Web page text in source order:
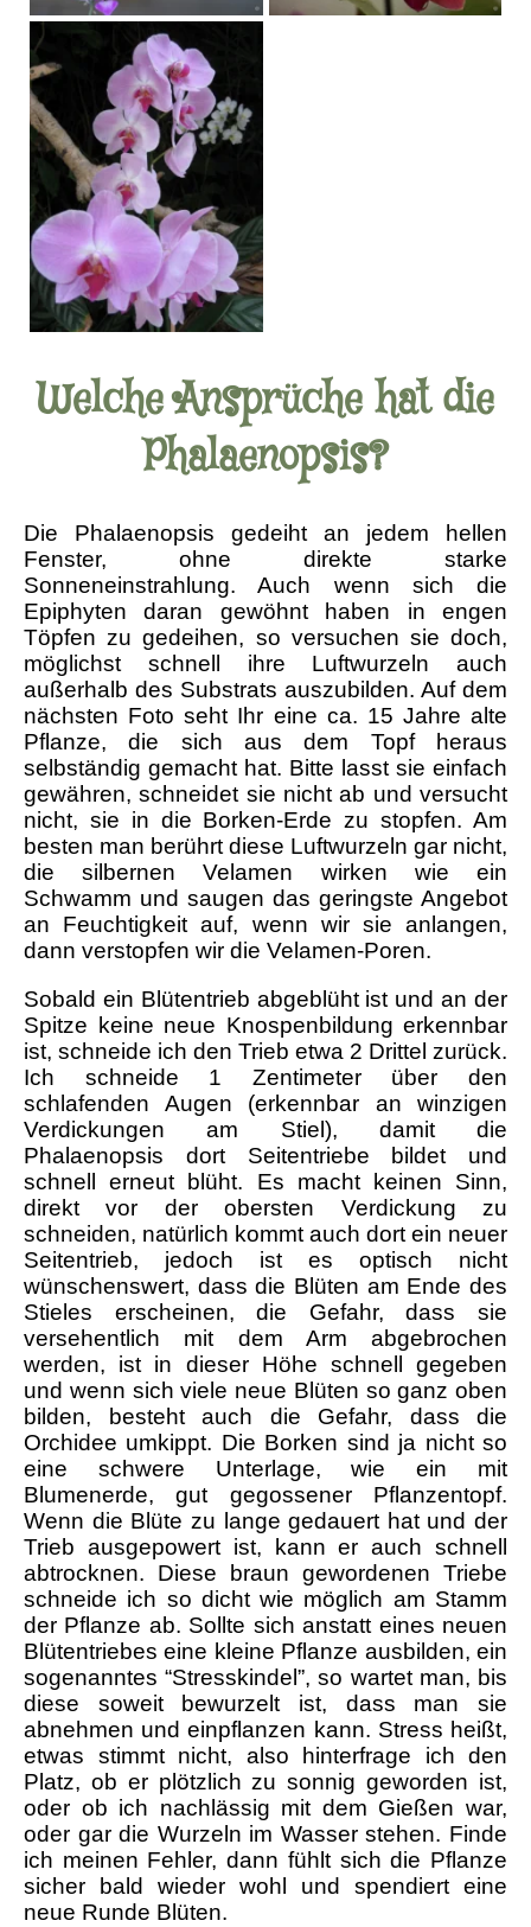
Welche Ansprüche hat die
Phalaenopsis?
Die Phalaenopsis gedeiht an jedem hellen
Fenster, ohne direkte starke
Sonneneinstrahlung. Auch wenn sich die
Epiphyten daran gewöhnt haben in engen
Töpfen zu gedeihen, so versuchen sie doch,
möglichst schnell ihre Luftwurzeln auch
außerhalb des Substrats auszubilden. Auf dem
nächsten Foto seht Ihr eine ca. 15 Jahre alte
Pflanze, die sich aus dem Topf heraus
selbständig gemacht hat. Bitte lasst sie einfach
gewähren, schneidet sie nicht ab und versucht
nicht, sie in die Borken-Erde zu stopfen. Am
besten man berührt diese Luftwurzeln gar nicht,
die silbernen Velamen wirken wie ein
Schwamm und saugen das geringste Angebot
an Feuchtigkeit auf, wenn wir sie anlangen,
dann verstopfen wir die Velamen-Poren.
Sobald ein Blütentrieb abgeblüht ist und an der
Spitze keine neue Knospenbildung erkennbar
ist, schneide ich den Trieb etwa 2 Drittel zurück.
Ich schneide 1 Zentimeter über den
schlafenden Augen (erkennbar an winzigen
Verdickungen am Stiel), damit die
Phalaenopsis dort Seitentriebe bildet und
schnell erneut blüht. Es macht keinen Sinn,
direkt vor der obersten Verdickung zu
schneiden, natürlich kommt auch dort ein neuer
Seitentrieb, jedoch ist es optisch nicht
wünschenswert, dass die Blüten am Ende des
Stieles erscheinen, die Gefahr, dass sie
versehentlich mit dem Arm abgebrochen
werden, ist in dieser Höhe schnell gegeben
und wenn sich viele neue Blüten so ganz oben
bilden, besteht auch die Gefahr, dass die
Orchidee umkippt. Die Borken sind ja nicht so
eine schwere Unterlage, wie ein mit
Blumenerde, gut gegossener Pflanzentopf.
Wenn die Blüte zu lange gedauert hat und der
Trieb ausgepowert ist, kann er auch schnell
abtrocknen. Diese braun gewordenen Triebe
schneide ich so dicht wie möglich am Stamm
der Pflanze ab. Sollte sich anstatt eines neuen
Blütentriebes eine kleine Pflanze ausbilden, ein
sogenanntes “Stresskindel”, so wartet man, bis
diese soweit bewurzelt ist, dass man sie
abnehmen und einpflanzen kann. Stress heißt,
etwas stimmt nicht, also hinterfrage ich den
Platz, ob er plötzlich zu sonnig geworden ist,
oder ob ich nachlässig mit dem Gießen war,
oder gar die Wurzeln im Wasser stehen. Finde
ich meinen Fehler, dann fühlt sich die Pflanze
sicher bald wieder wohl und spendiert eine
neue Runde Blüten.